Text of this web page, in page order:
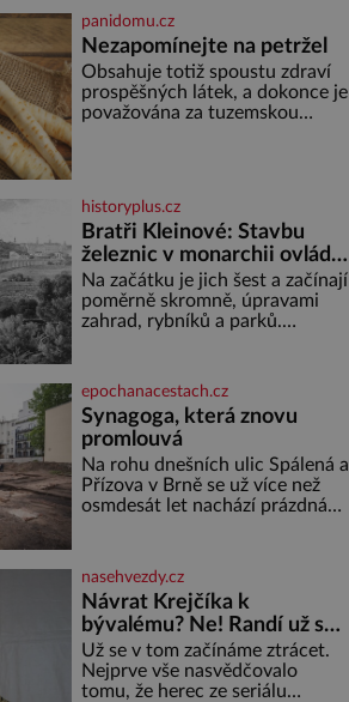
stejně přirozeně, jako zní. CMF
Clip Pro jsou navržena pro lid
panidomu.cz
Nezapomínejte na petržel
Obsahuje totiž spoustu zdraví
prospěšných látek, a dokonce je
považována za tuzemskou
množství vitamínu C (nejvíce ho
má nať, dokonce třikrát více než
pomeranč, v kořeni je také, ale
je ho desetkrát méně), a
kyselinu listovou. Ale
historyplus.cz
Bratři Kleinové: Stavbu
železnic v monarchii ovládli
samouci
Na začátku je jich šest a začínají
poměrně skromně, úpravami
zahrad, rybníků a parků.
vybudují na území monarchie
třetinu všech tratí, tedy asi
3500 kilometrů! Ohromně na
tom zbohatnou… Podnikavého
ducha zdědí bratři Kleinové po
otci Johannovi (1756–1835),
který má malý statek na
epochanacestach.cz
Synagoga, která znovu
promlouvá
Na rohu dnešních ulic Spálená a
Přízova v Brně se už více než
osmdesát let nachází prázdná
zde stála jedna z největších
synagog v českých zemích –
monumentální stavba, která
byla po desetiletí symbolem
sebevědomé a prosperující
židovské komunity. Brněnská
Velká synagoga byla slavnostně
nasehvezdy.cz
Návrat Krejčíka k
bývalému? Ne! Randí už s
jiným!
Už se v tom začínáme ztrácet.
Nejprve vše nasvědčovalo
tomu, že herec ze seriálu